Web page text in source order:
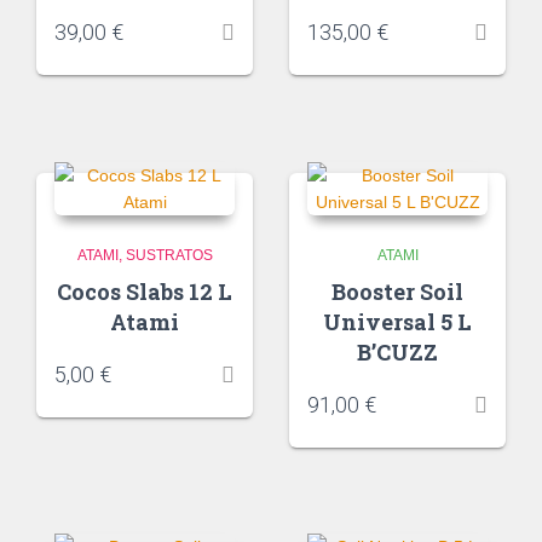
39,00 € 135,00 €
ATAMI SUSTRATOS
Cocos Slabs 12 L
Atami
5,00 €
ATAMI
Booster Soil
Universal 5 L
B’CUZZ
91,00 €